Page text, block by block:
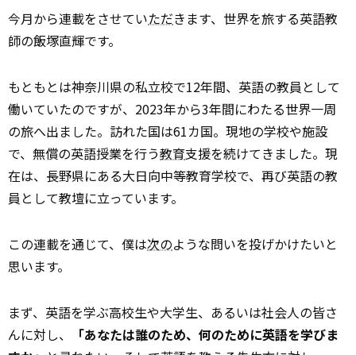
今月から連載をさせていただきます、世界を旅する英語教
師の飯塚直輝です。
もともとは神奈川県の私立校で12年間、英語の教員として
働いていたのですが、2023年から3年間にわたる世界一周
の旅へ出ました。訪れた国は61カ国。現地の学校や施設
で、無償の英語授業を行う教育支援を続けてきました。現
在は、長野県にある大日向中等教育学校で、再び英語の教
員として教壇に立っています。
この連載を通じて、僕は次のような問いを投げかけたいと
思います。
まず、英語を学ぶ高校生や大学生、あるいは社会人の皆さ
んに対し、
「あなたは誰のため、何のために英語を学びま